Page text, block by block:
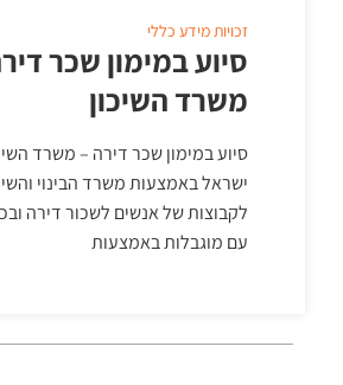
זכויותמידע כללי
סיוע במימון שכר
משרד השיכון
סיוע במימון שכר דירה – משרד
ישראל באמצעות משרד הבינוי
לקבוצות של אנשים לשכור דירה
עם מוגבלות באמצעות